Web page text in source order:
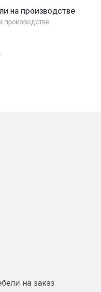
на производстве
производстве
на заказ